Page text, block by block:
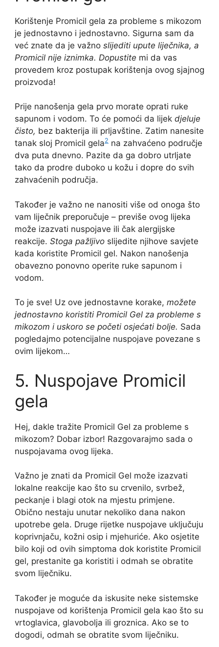
Korištenje Promicil gela za probleme s mikozom
je jednostavno i jednostavno. Sigurna sam da
već znate da je važno slijediti upute liječnika, a
Promicil nije iznimka. Dopustite mi da vas
provedem kroz postupak korištenja ovog sjajnog
proizvoda!
Prije nanošenja gela prvo morate oprati ruke
sapunom i vodom. To će pomoći da lijek djeluje
čisto, bez bakterija ili prljavštine. Zatim nanesite
tanak sloj Promicil gela2 na zahvaćeno područje
dva puta dnevno. Pazite da ga dobro utrljate
tako da prodre duboko u kožu i dopre do svih
zahvaćenih područja.
Također je važno ne nanositi više od onoga što
vam liječnik preporučuje – previše ovog lijeka
može izazvati nuspojave ili čak alergijske
reakcije. Stoga pažljivo slijedite njihove savjete
kada koristite Promicil gel. Nakon nanošenja
obavezno ponovno operite ruke sapunom i
vodom.
To je sve! Uz ove jednostavne korake, možete
jednostavno koristiti Promicil Gel za probleme s
mikozom i uskoro se početi osjećati bolje. Sada
pogledajmo potencijalne nuspojave povezane s
ovim lijekom…
5. Nuspojave Promicil
gela
Hej, dakle tražite Promicil Gel za probleme s
mikozom? Dobar izbor! Razgovarajmo sada o
nuspojavama ovog lijeka.
Važno je znati da Promicil Gel može izazvati
lokalne reakcije kao što su crvenilo, svrbež,
peckanje i blagi otok na mjestu primjene.
Obično nestaju unutar nekoliko dana nakon
upotrebe gela. Druge rijetke nuspojave uključuju
koprivnjaču, kožni osip i mjehuriće. Ako osjetite
bilo koji od ovih simptoma dok koristite Promicil
gel, prestanite ga koristiti i odmah se obratite
svom liječniku.
Također je moguće da iskusite neke sistemske
nuspojave od korištenja Promicil gela kao što su
vrtoglavica, glavobolja ili groznica. Ako se to
dogodi, odmah se obratite svom liječniku.